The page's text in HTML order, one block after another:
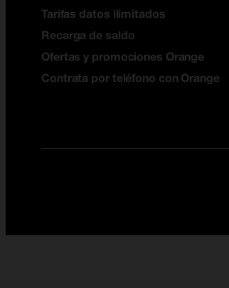
Tarifas datos ilimitados
Recarga de saldo
Ofertas y promociones Orange
Contrata por teléfono con Orange